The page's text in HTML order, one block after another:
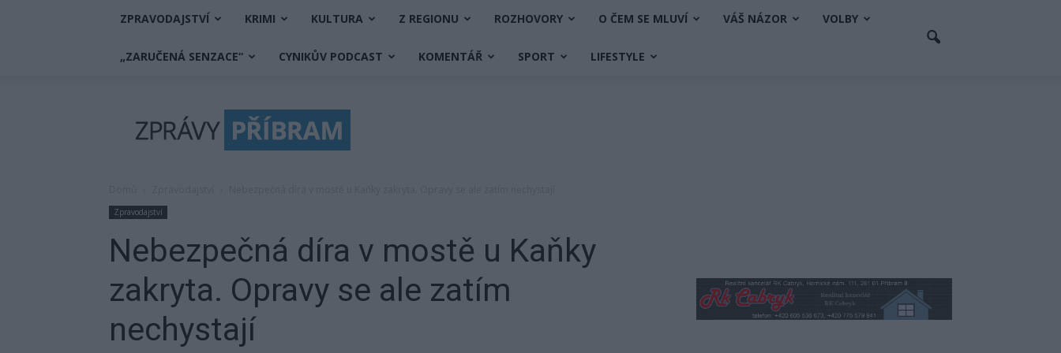
ZPRAVODAJSTVÍ KRIMI KULTURA Z REGIONU ROZHOVORY O ČEM SE MLUVÍ VÁŠ NÁZOR VOLBY
„ZARUČENÁ SENZACE“ CYNIKŮV PODCAST KOMENTÁŘ SPORT LIFESTYLE
Příbram
Zpravodajství
Nebezpečná díra v mostě u Kaňky
zakryta. Opravy se ale zatím
nechystají